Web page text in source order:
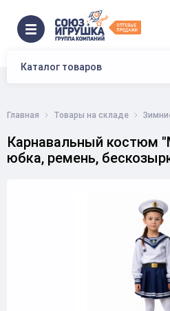
Каталог товаров
Главная Товары на складе
Карнавальный костюм
юбка, ремень,